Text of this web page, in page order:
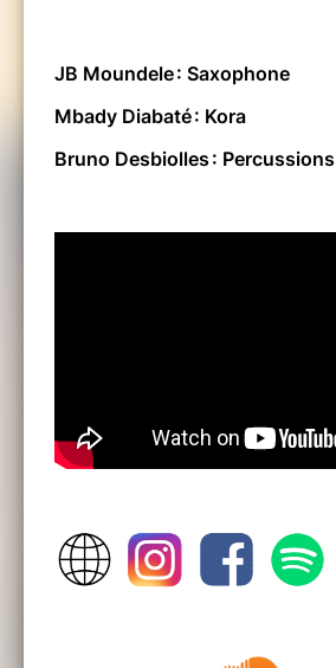
JB Moundele : Saxophone
Mbady Diabaté : Kora
Bruno Desbiolles : Percussions